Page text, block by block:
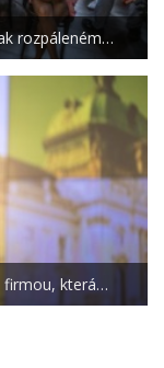
rozpáleném…
firmou, která…